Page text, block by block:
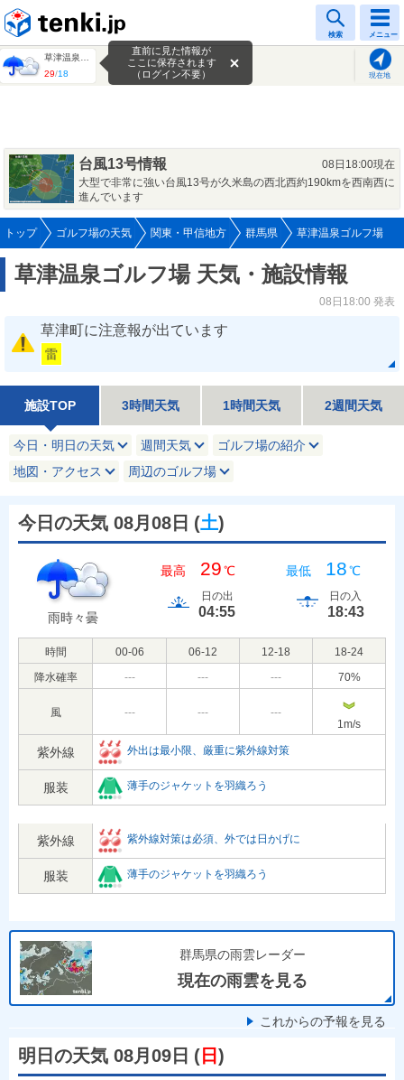
検索 メニュー
29/18 現在地
直前に見た情報が
ここに保存されます
（ログイン不要）
台風13号情報
08日18:00現在
大型で非常に強い台風13号が久米島の西北西約190kmを西南西に
進んでいます
トップ ゴルフ場の天気 関東・甲信地方 群馬県 草津温泉ゴルフ場
草津温泉ゴルフ場 天気・施設情報
08日18:00 発表
草津町に注意報が出ています
雷
施設TOP 3時間天気 1時間天気 2週間天気
今日・明日の天気 週間天気
ゴルフ場の紹介
地図・アクセス
周辺のゴルフ場
今日の天気 08月08日 (土)
雨時々曇
最高 29℃ 最低 18℃
日の出
04:55
日の入
18:43
時間 00-06 06-12 12-18
18-24
降水確率
--- --- --- 70%
風 --- ---
---
1m/s
紫外線 外出は最小限、厳重に紫外線対策
服装 薄手のジャケットを羽織ろう
紫外線 紫外線対策は必須、外では日かげに
服装 薄手のジャケットを羽織ろう
群馬県の雨雲レーダー
現在の雨雲を見る
これからの予報を見る
明日の天気 08月09日 ( 日 )